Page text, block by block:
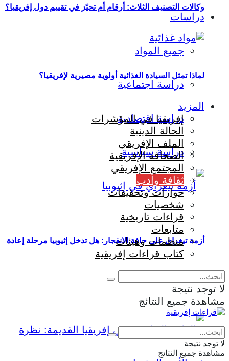
دراسات
جميع المواد
دراسة اجتماعية
دراسة اقتصادية
دراسة سياسية
أزمة تيغراي على حافة الانفجار: هل تدخل إثيوبيا مرحلة إعادة
إنتاج الحرب؟
وكالات التصنيف الثلاث: أرقام أم تحيّز في تقييم دول إفريقيا؟
لماذا تمثل السيادة الغذائية أولوية مصيرية لإفريقيا؟
المزيد
إفريقيا في المؤشرات
الحالة الدينية
الملف الإفريقي
الصحافة الإفريقية
المجتمع الإفريقي
ثقافة وأدب
حوارات وتحقيقات
شخصيات
قراءات تاريخية
متابعات
منظمات وهيئات
كتاب قراءات إفريقية
لا توجد نتيجة
مشاهدة جميع النتائج
لا توجد نتيجة
مشاهدة جميع النتائج